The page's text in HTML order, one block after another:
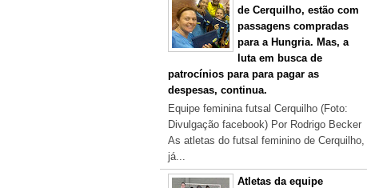
de Cerquilho, estão com
passagens compradas
para a Hungria. Mas, a
luta em busca de
patrocínios para para pagar as
despesas, continua.
Equipe feminina futsal Cerquilho (Foto:
Divulgação facebook) Por Rodrigo Becker
As atletas do futsal feminino de Cerquilho,
já...
Atletas da equipe